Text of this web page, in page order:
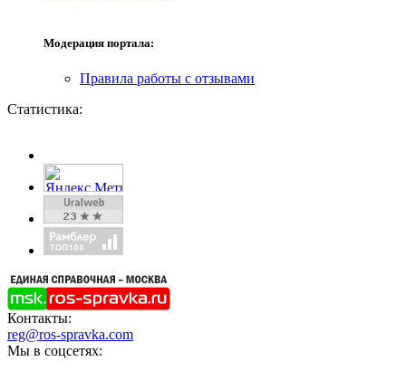
Модерация портала:
Правила работы с отзывами
Статистика:
Контакты:
reg@ros-spravka.com
Мы в соцсетях: